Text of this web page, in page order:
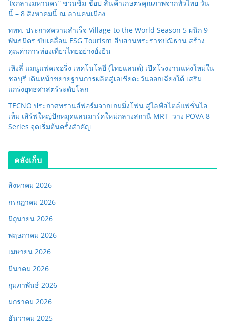
ใจกลางมหานคร” ชวนชิม ช้อป สินค้าเกษตรคุณภาพจากทั่วไทย วัน
นี้ – 8 สิงหาคมนี้ ณ ลานคนเมือง
ททท. ประกาศความสำเร็จ Village to the World Season 5 ผนึก 9
พันธมิตร ขับเคลื่อน ESG Tourism สืบสานพระราชปณิธาน สร้าง
คุณค่าการท่องเที่ยวไทยอย่างยั่งยืน
เหิงลี่ แมนูแฟคเจอริ่ง เทคโนโลยี (ไทยแลนด์) เปิดโรงงานแห่งใหม่ใน
ชลบุรี เดินหน้าขยายฐานการผลิตสู่เอเชียตะวันออกเฉียงใต้ เสริม
แกร่งยุทธศาสตร์ระดับโลก
TECNO ประกาศทรานส์ฟอร์มจากเกมมิ่งโฟน สู่ไลฟ์สไตล์แฟชั่นไอ
เท็ม เสิร์ฟใหญ่ปักหมุดแลนมาร์คใหม่กลางสถานี MRT วาง POVA 8
Series จุดเริ่มต้นครั้งสำคัญ
คลังเก็บ
สิงหาคม 2026
กรกฎาคม 2026
มิถุนายน 2026
พฤษภาคม 2026
เมษายน 2026
มีนาคม 2026
กุมภาพันธ์ 2026
มกราคม 2026
ธันวาคม 2025